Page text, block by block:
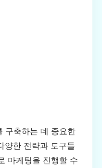
구축하는 데 중요한
양한 전략과 도구들
마케팅을 진행할 수